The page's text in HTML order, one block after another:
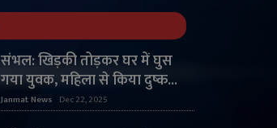
संभल: खिड़की तोड़कर घर में घुस
गया युवक, महिला से किया दुष्क...
Janmat News Dec 22, 2025